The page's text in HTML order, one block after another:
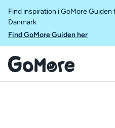
Find inspiration i GoMore
Danmark
Find GoMore Guiden her